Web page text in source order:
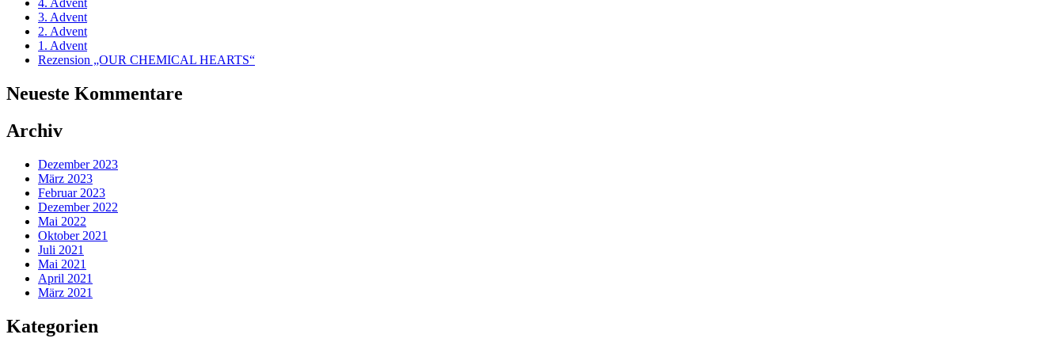
4. Advent
3. Advent
2. Advent
1. Advent
Rezension „OUR CHEMICAL HEARTS“
Neueste Kommentare
Archiv
Dezember 2023
März 2023
Februar 2023
Dezember 2022
Mai 2022
Oktober 2021
Juli 2021
Mai 2021
April 2021
März 2021
Kategorien